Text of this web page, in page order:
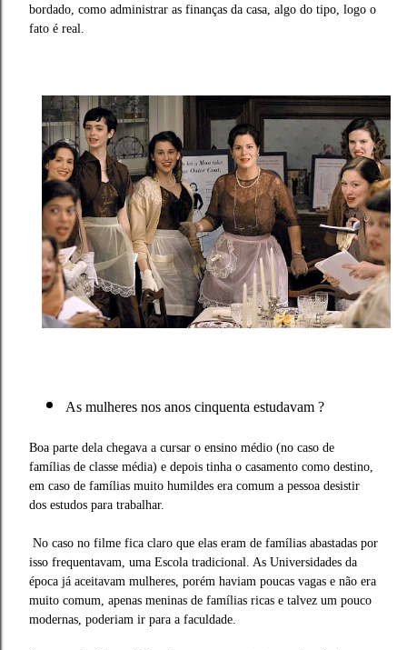
bordado, como administrar as finanças da casa, algo do tipo, logo o
fato é real.
As mulheres nos anos cinquenta estudavam ?
Boa parte dela chegava a cursar o ensino médio (no caso de
famílias de classe média) e depois tinha o casamento como destino,
em caso de famílias muito humildes era comum a pessoa desistir
dos estudos para trabalhar.
No caso no filme fica claro que elas eram de famílias abastadas por
isso frequentavam, uma Escola tradicional. As Universidades da
época já aceitavam mulheres, porém haviam poucas vagas e não era
muito comum, apenas meninas de famílias ricas e talvez um pouco
modernas, poderiam ir para a faculdade.